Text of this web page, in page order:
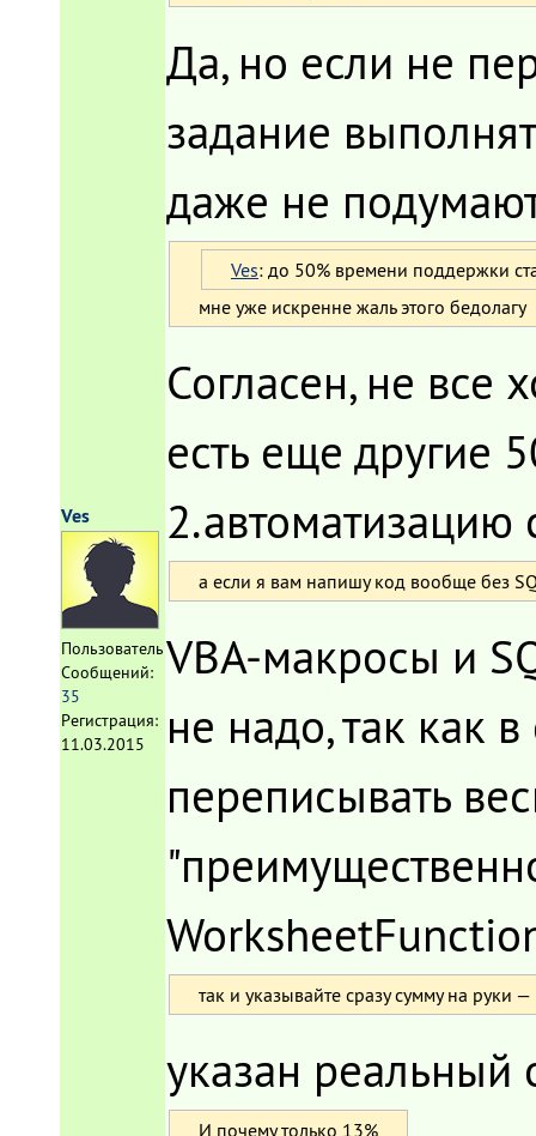
Ves
Пользователь
Сообщений:
35
Регистрация:
11.03.2015
Да, но если не
задание
даже не
Ves: до 50% времени поддержки
мне уже искренне жаль этого бедолагу
Согласен, не все
есть еще другие
а если я вам напишу код вообще без
VBA-макросы и
не надо, так как
переписывать
так и указывайте сразу сумму на руки
указан реальный
И почему только 13%